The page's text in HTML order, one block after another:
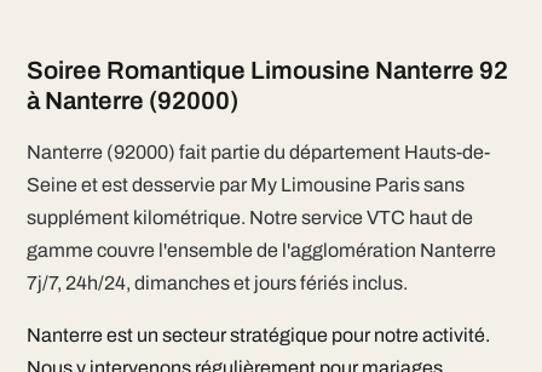
Soiree Romantique Limousine Nanterre 92
à Nanterre (92000)
Nanterre (92000) fait partie du département Hauts-de-
Seine et est desservie par My Limousine Paris sans
supplément kilométrique. Notre service VTC haut de
gamme couvre l'ensemble de l'agglomération Nanterre
7j/7, 24h/24, dimanches et jours fériés inclus.
Nanterre est un secteur stratégique pour notre activité.
Nous y intervenons régulièrement pour mariages,